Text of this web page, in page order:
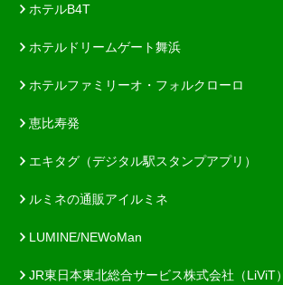
ホテルB4T
ホテルドリームゲート舞浜
ホテルファミリーオ・フォルクローロ
恵比寿発
エキタグ（デジタル駅スタンプアプリ）
ルミネの通販アイルミネ
LUMINE/NEWoMan
JR東日本東北総合サービス株式会社（LiViT）